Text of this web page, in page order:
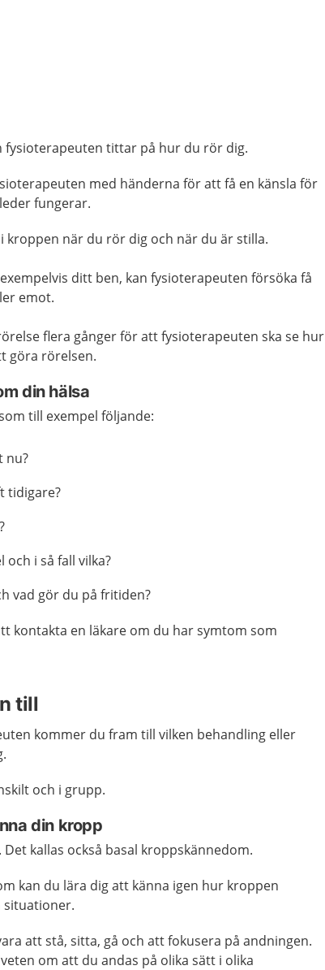
fysioterapeuten tittar på hur du rör dig.
med händerna för att få en känsla för
fungerar.
kroppen när du rör dig och när du är stilla.
ditt ben, kan fysioterapeuten försöka få
emot.
flera gånger för att fysioterapeuten ska se hur
göra rörelsen.
din hälsa
till exempel följande:
nu?
tidigare?
och i så fall vilka?
vad gör du på fritiden?
kontakta en läkare om du har symtom som
till
kommer du fram till vilken behandling eller
och i grupp.
din kropp
kallas också basal kroppskännedom.
kan du lära dig att känna igen hur kroppen
situationer.
att stå, sitta, gå och att fokusera på andningen.
om att du andas på olika sätt i olika